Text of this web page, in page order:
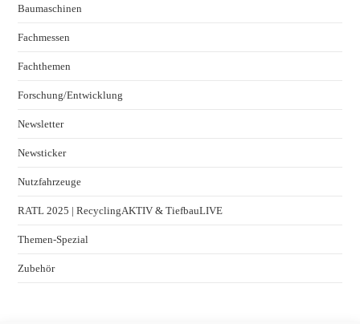
Baumaschinen
Fachmessen
Fachthemen
Forschung/Entwicklung
Newsletter
Newsticker
Nutzfahrzeuge
RATL 2025 | RecyclingAKTIV & TiefbauLIVE
Themen-Spezial
Zubehör